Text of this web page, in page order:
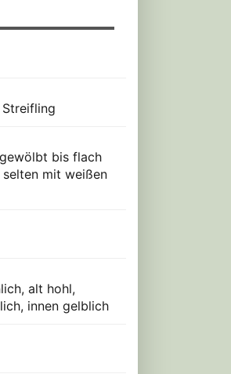
bis flach
mit weißen
alt hohl,
innen gelblich